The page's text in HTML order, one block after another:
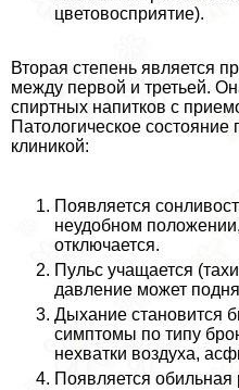
цветовосприятие).
Вторая степень является
между первой и третьей.
спиртных напитков с
Патологическое состояние
клиникой:
Появляется
неудобном
отключается.
Пульс учащается
давление может
Дыхание становится
симптомы по типу
нехватки воздуха,
Появляется обильная